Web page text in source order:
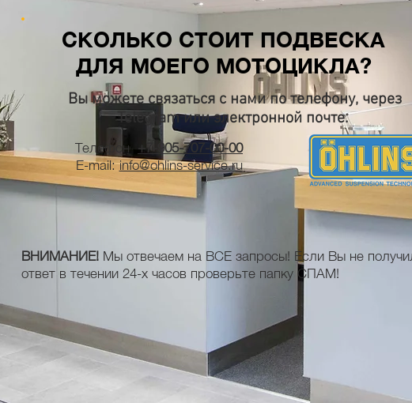
СКОЛЬКО СТОИТ ПОДВЕСКА
ДЛЯ МОЕГО МОТОЦИКЛА?
Вы можете связаться с нами по телефону, через
Telegram или электронной почте.
Телефон+7-905-707-00-00
E-mail:info@ohlins-service.ru
ВНИМАНИЕ! Мы отвечаем на ВСЕ запросы! Если Вы не
ответ в течении 24-х часов проверьте папку СПАМ!